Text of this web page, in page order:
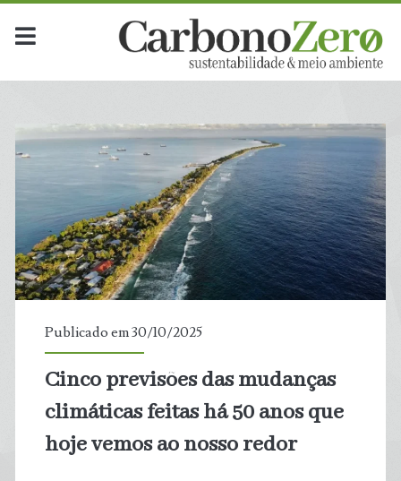
Publicado em 30/10/2025
Cinco previsões das mudanças
climáticas feitas há 50 anos que
hoje vemos ao nosso redor